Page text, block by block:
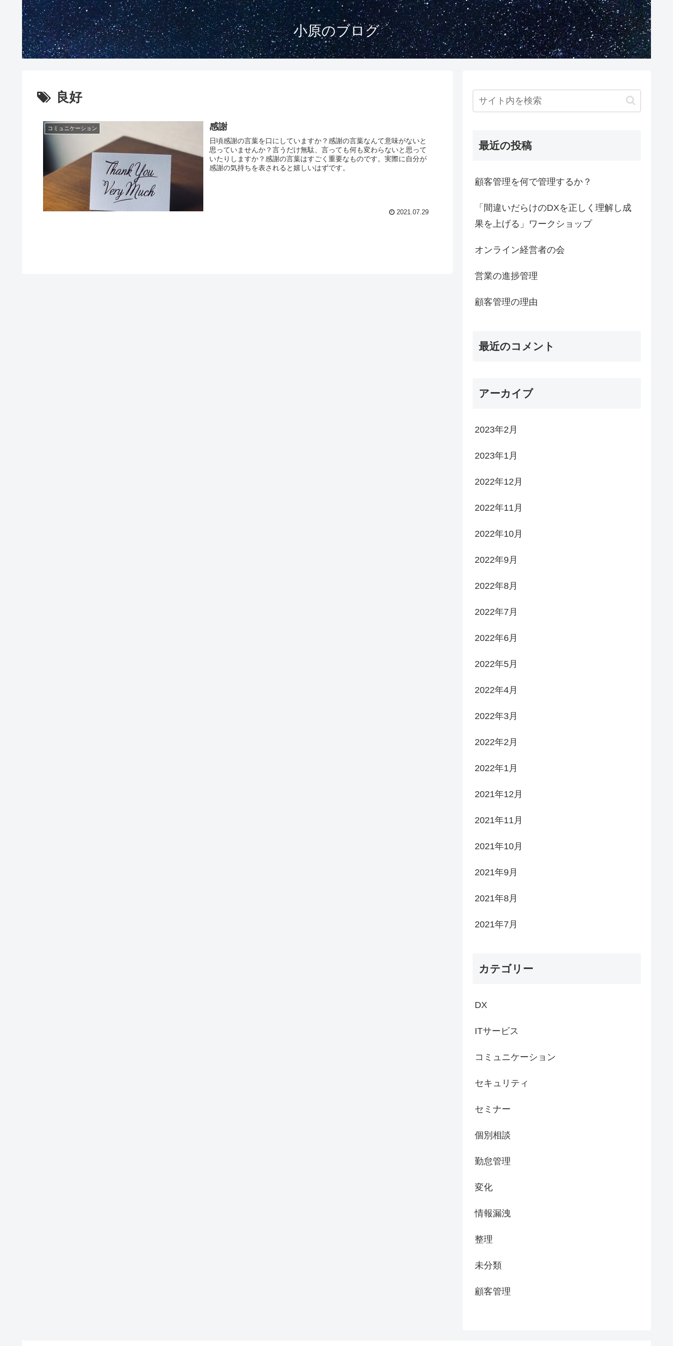
小原のブログ
良好
コミュニケーション 感謝
日頃感謝の言葉を口にしていますか？感謝の言葉なんて意味がないと
思っていませんか？言うだけ無駄、言っても何も変わらないと思って
いたりしますか？感謝の言葉はすごく重要なものです。実際に自分が
感謝の気持ちを表されると嬉しいはずです。
2021.07.29
最近の投稿
顧客管理を何で管理するか？
「間違いだらけのDXを正しく理解し成
果を上げる」ワークショップ
オンライン経営者の会
営業の進捗管理
顧客管理の理由
最近のコメント
アーカイブ
2023年2月
2023年1月
2022年12月
2022年11月
2022年10月
2022年9月
2022年8月
2022年7月
2022年6月
2022年5月
2022年4月
2022年3月
2022年2月
2022年1月
2021年12月
2021年11月
2021年10月
2021年9月
2021年8月
2021年7月
カテゴリー
DX
ITサービス
コミュニケーション
セキュリティ
セミナー
個別相談
勤怠管理
変化
情報漏洩
整理
未分類
顧客管理